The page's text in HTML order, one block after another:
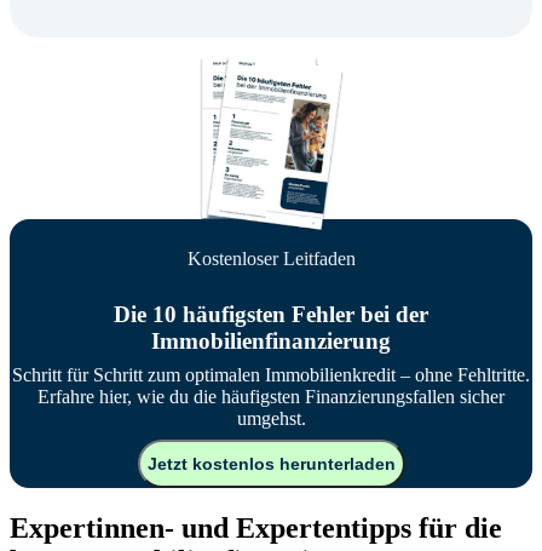
Kostenloser Leitfaden
Die 10 häufigsten Fehler bei der
Immobilienfinanzierung
Schritt für Schritt zum optimalen Immobilienkredit – ohne Fehltritte.
Erfahre hier, wie du die häufigsten Finanzierungsfallen sicher
umgehst.
Jetzt kostenlos herunterladen
Expertinnen- und Expertentipps für die